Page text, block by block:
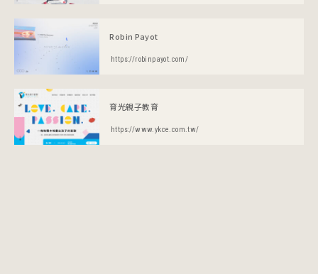
Robin Payot
https://robinpayot.com/
育光親子教育
https://www.ykce.com.tw/